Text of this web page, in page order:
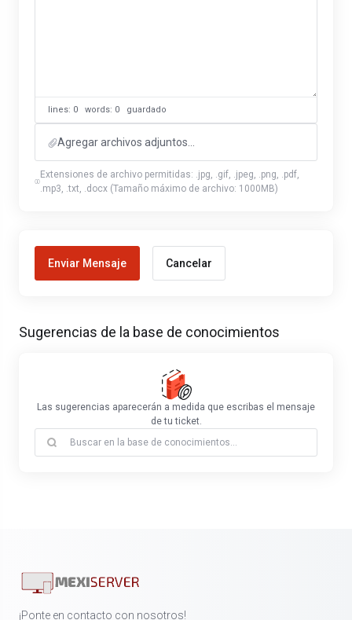
Sugerencias de la base de conocimientos
Las sugerencias aparecerán a medida que escribas el mensaje
de tu ticket.
lines: 0 words: 0 guardado
Agregar archivos adjuntos...
Extensiones de archivo permitidas: .jpg, .gif, .jpeg, .png, .pdf,
.mp3, .txt, .docx (Tamaño máximo de archivo: 1000MB)
Cancelar
¡Ponte en contacto con nosotros!